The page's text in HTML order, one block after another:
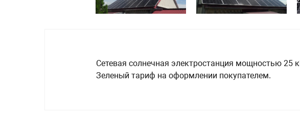
Сетевая солнечная электростанция мощностью 25
Зеленый тариф на оформлении покупателем.